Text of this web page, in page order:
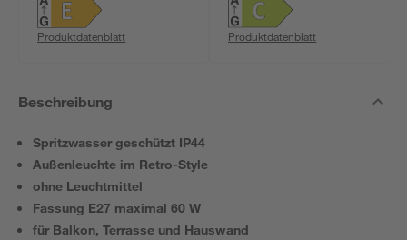
Produktdatenblatt Produktdatenblatt
Beschreibung
Spritzwasser geschützt IP44
Außenleuchte im Retro-Style
ohne Leuchtmittel
Fassung E27 maximal 60 W
für Balkon, Terrasse und Hauswand